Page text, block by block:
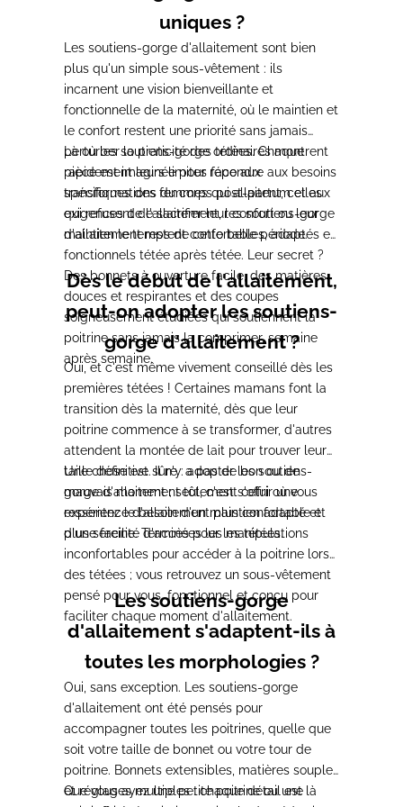
uniques ?
Les soutiens-gorge d'allaitement sont bien
plus qu'un simple sous-vêtement : ils
incarnent une vision bienveillante et
fonctionnelle de la maternité, où le maintien et
le confort restent une priorité sans jamais
perturber la praticité des tétées. Chaque
pièce est imaginée pour répondre aux besoins
spécifiques des femmes qui allaitent, celles
qui refusent de sacrifier leur confort ou leur
maintien le temps de cette belle période.
Là où les soutiens-gorge ordinaires montrent
rapidement leurs limites face aux
transformations du corps post-partum et aux
exigences de l'allaitement, les soutiens-gorge
d'allaitement restent confortables, adaptés et
fonctionnels tétée après tétée. Leur secret ?
Des bonnets à ouverture facile, des matières
douces et respirantes et des coupes
soigneusement étudiées qui soutiennent la
poitrine sans jamais la comprimer, semaine
après semaine.
Dès le début de l'allaitement,
peut-on adopter les soutiens-
gorge d'allaitement ?
Oui, et c'est même vivement conseillé dès les
premières tétées ! Certaines mamans font la
transition dès la maternité, dès que leur
poitrine commence à se transformer, d'autres
attendent la montée de lait pour trouver leur
taille définitive. Il n'y a pas de bon ou de
mauvais moment ; seulement celui où vous
ressentez le besoin d'un maintien adapté et
d'une facilité d'accès pour les tétées.
Une chose est sûre : adopter les soutiens-
gorge d'allaitement tôt, c'est s'offrir une
expérience d'allaitement plus confortable et
plus sereine. Terminées les manipulations
inconfortables pour accéder à la poitrine lors
des tétées ; vous retrouvez un sous-vêtement
pensé pour vous, fonctionnel et conçu pour
faciliter chaque moment d'allaitement.
Les soutiens-gorge
d'allaitement s'adaptent-ils à
toutes les morphologies ?
Oui, sans exception. Les soutiens-gorge
d'allaitement ont été pensés pour
accompagner toutes les poitrines, quelle que
soit votre taille de bonnet ou votre tour de
poitrine. Bonnets extensibles, matières souples
et réglages multiples : chaque détail est là
Que vous ayez une petite poitrine ou une